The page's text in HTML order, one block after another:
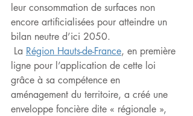
leur consommation de surfaces non
encore artificialisées pour atteindre un
bilan neutre d’ici 2050.
La Région Hauts-de-France, en première
ligne pour l’application de cette loi
grâce à sa compétence en
aménagement du territoire, a créé une
enveloppe foncière dite « régionale »,